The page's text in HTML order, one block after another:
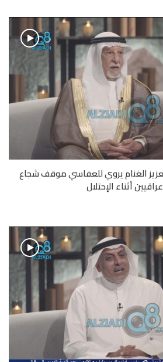
الغنام يروي للعفاسي موقف شجاع
أثناء الإحتلال